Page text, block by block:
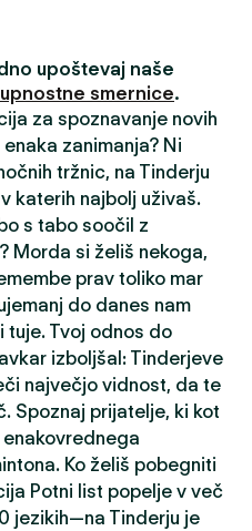
upoštevaj naše
smernice.
za spoznavanje novih
zanimanja? Ni
tržnic, na Tinderju
katerih najbolj uživaš.
s tabo soočil z
Morda si želiš nekoga,
prav toliko mar
do danes nam
tuje. Tvoj odnos do
izboljšal: Tinderjeve
največjo vidnost, da te
Spoznaj prijatelje, ki kot
Ko želiš pobegniti
Potni list popelje v več
jezikih—na Tinderju je